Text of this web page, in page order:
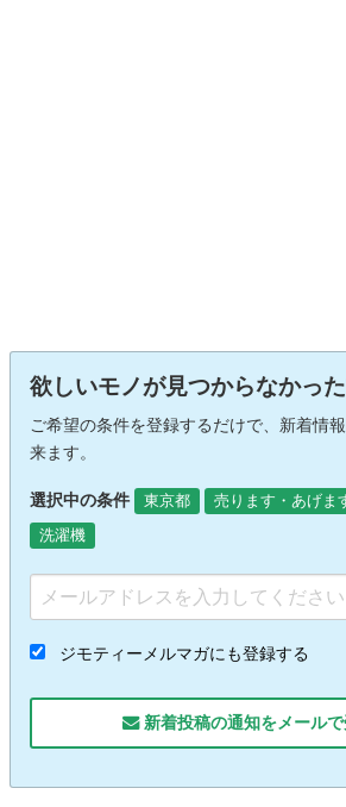
欲しいモノが見つからなかっ
ご希望の条件を登録するだけで、新着情
来ます。
選択中の条件 東京都 売ります・あげま
洗濯機
ジモティーメルマガにも登録する
新着投稿の通知をメールで